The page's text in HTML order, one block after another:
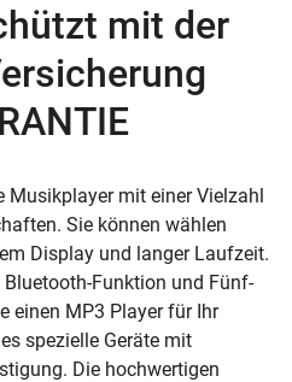
mit der
Musikplayer mit einer Vielzahl
Sie können wählen
Display und langer Laufzeit.
Funktion und Fünf-
einen MP3 Player für Ihr
spezielle Geräte mit
Die hochwertigen